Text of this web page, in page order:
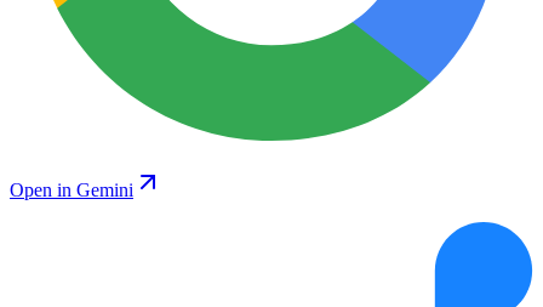
Open in Gemini